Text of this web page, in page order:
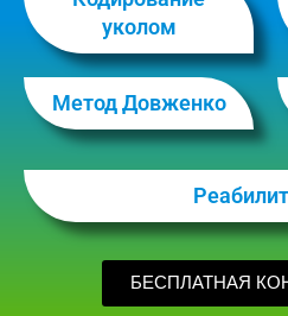
уколом
Метод Довженко
БЕСПЛАТНАЯ